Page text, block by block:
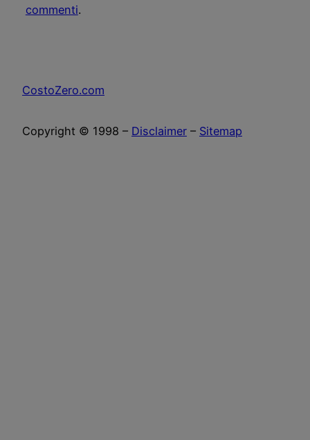
commenti.
CostoZero.com
Copyright © 1998 – Disclaimer – Sitemap